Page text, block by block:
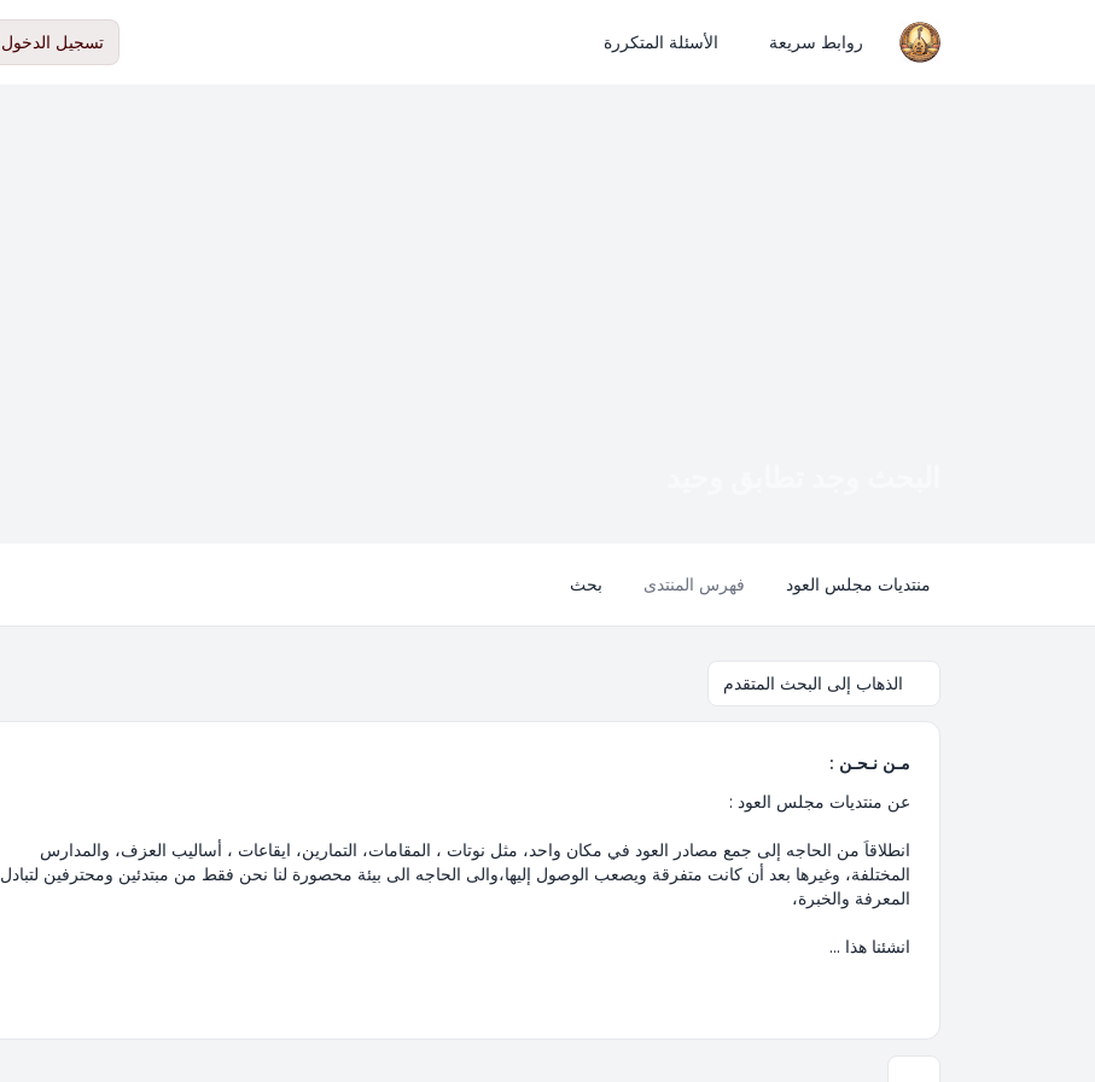
روابط سريعة الأسئلة المتكررة تسجيل الدخول
منتديات مجلس العود فهرس المنتدى بحث
الذهاب إلى البحث المتقدم
مـن نـحـن :
عن منتديات مجلس العود :
انطلاقاَ من الحاجه إلى جمع مصادر العود في مكان واحد، مثل نوتات ، المقامات، التمارين، ايقاعات ، أساليب العزف، والمدارس
المختلفة، وغيرها بعد أن كانت متفرقة ويصعب الوصول إليها،والى الحاجه الى بيئة محصورة لنا نحن فقط من مبتدئين ومحترفين لتبادل
المعرفة والخبرة،
انشئنا هذا ...